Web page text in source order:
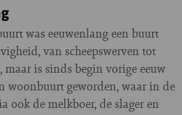
was eeuwenlang een buurt
van scheepswerven tot
maar is sinds begin vorige eeuw
woonbuurt geworden, waar in de
ook de melkboer, de slager en